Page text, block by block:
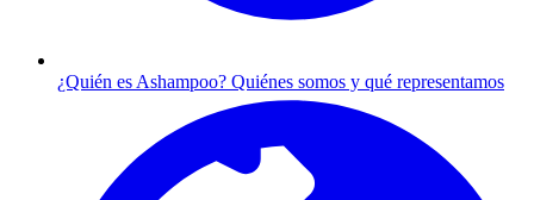
¿Quién es Ashampoo? Quiénes somos y qué representamos